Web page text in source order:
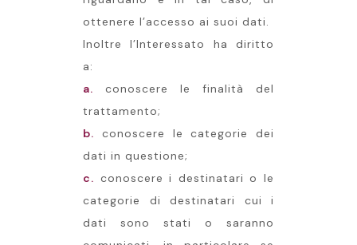
ottenere l’accesso ai suoi dati.
Inoltre l’Interessato ha diritto
a:
a.
conoscere le finalità del
trattamento;
b.
conoscere le categorie dei
dati in questione;
c. conoscere i destinatari o le
categorie di destinatari cui i
dati sono stati o saranno